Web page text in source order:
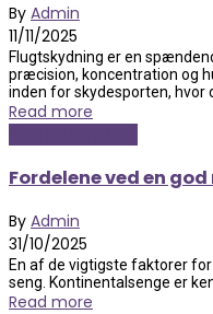
By Admin
11/11/2025
Flugtskydning er en
præcision, koncentration og
inden for skydesporten, hvor
Read more
Fordelene ved en
By Admin
31/10/2025
En af de vigtigste faktorer
seng. Kontinentalsenge er
Read more